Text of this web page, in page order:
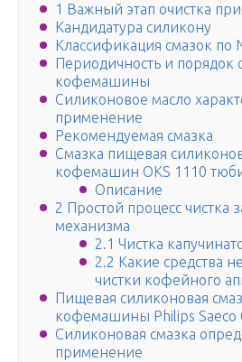
1 Важный этап очистка
Кандидатура силикону
Классификация смазок по
Периодичность и порядок
кофемашины
Силиконовое масло
применение
Рекомендуемая смазка
Смазка пищевая
кофемашин OKS 1110
Описание
2 Простой процесс чистка
механизма
2.1 Чистка
2.2 Какие средства
чистки кофейного
Пищевая силиконовая
кофемашины Philips Saeco
Силиконовая смазка
применение